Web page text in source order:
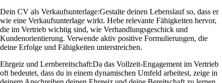
Dein CV als Verkaufsunterlage:Gestalte deinen Lebenslauf so, dass er
wie eine Verkaufsunterlage wirkt. Hebe relevante Fähigkeiten hervor,
die im Vertrieb wichtig sind, wie Verhandlungsgeschick und
Kundenorientierung. Verwende aktiv positive Formulierungen, die
deine Erfolge und Fähigkeiten unterstreichen.
Ehrgeiz und Lernbereitschaft:Da das Vollzeit-Engagement im Vertrieb
oft bedeutet, dass du in einem dynamischen Umfeld arbeitest, zeige in